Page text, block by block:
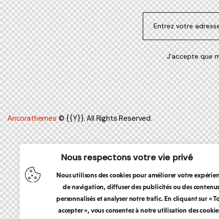
Nous respectons votre vie privé
Nous utilisons des cookies pour améliorer votre
de navigation, diffuser des publicités ou des
personnalisés et analyser notre trafic. En cliquant sur «
accepter », vous consentez à notre utilisation des
J’accepte que
Ancorathemes© {{Y}}. All Rights Reserved.